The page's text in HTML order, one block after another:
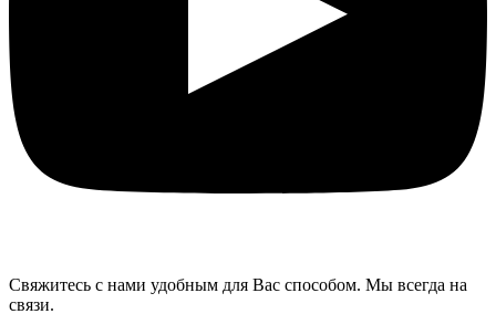
Свяжитесь с нами удобным для Вас способом. Мы всегда на
связи.